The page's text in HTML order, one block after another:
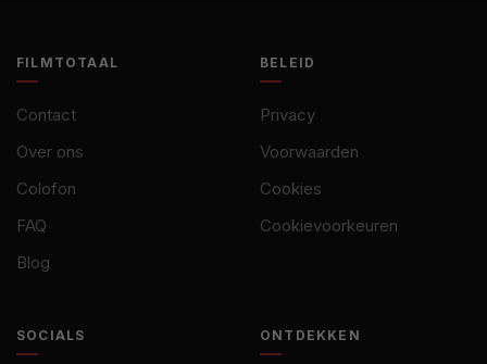
FILMTOTAAL
Contact
Over ons
Colofon
FAQ
Blog
BELEID
Privacy
Voorwaarden
Cookies
Cookievoorkeuren
SOCIALS ONTDEKKEN